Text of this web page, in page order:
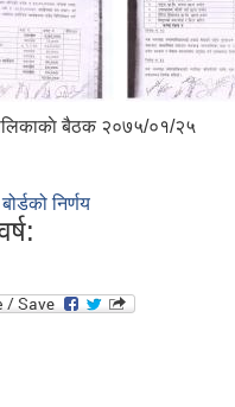
बैठक २०७५/०१/२५
निर्णय